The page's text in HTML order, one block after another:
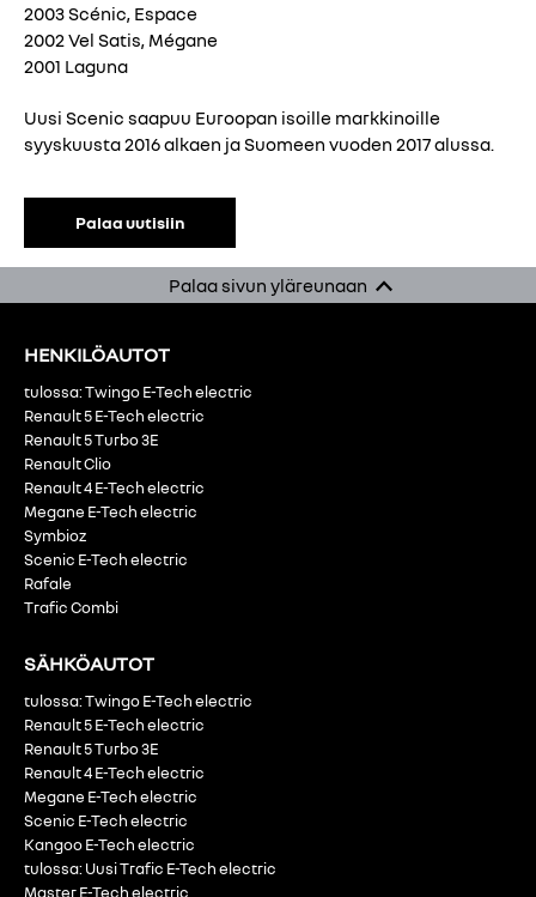
2003 Scénic, Espace
2002 Vel Satis, Mégane
2001 Laguna
Uusi Scenic saapuu Euroopan isoille markkinoille
syyskuusta 2016 alkaen ja Suomeen vuoden 2017 alussa.
Palaa uutisiin
Palaa sivun yläreunaan
HENKILÖAUTOT
tulossa: Twingo E-Tech electric
Renault 5 E-Tech electric
Renault 5 Turbo 3E
Renault Clio
Renault 4 E-Tech electric
Megane E-Tech electric
Symbioz
Scenic E-Tech electric
Rafale
Trafic Combi
SÄHKÖAUTOT
tulossa: Twingo E-Tech electric
Renault 5 E-Tech electric
Renault 5 Turbo 3E
Renault 4 E-Tech electric
Megane E-Tech electric
Scenic E-Tech electric
Kangoo E-Tech electric
tulossa: Uusi Trafic E-Tech electric
Master E-Tech electric